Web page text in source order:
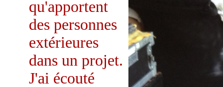
qu'apportent
des personnes
extérieures
dans un projet.
J'ai écouté